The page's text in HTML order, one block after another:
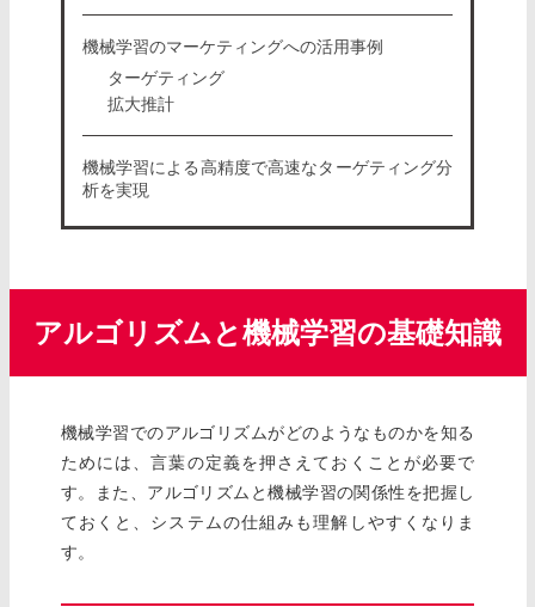
機械学習のマーケティングへの活用事例
ターゲティング
拡大推計
機械学習による高精度で高速なターゲティング分
析を実現
アルゴリズムと機械学習の基礎知識
機械学習でのアルゴリズムがどのようなものかを知る
ためには、言葉の定義を押さえておくことが必要で
す。また、アルゴリズムと機械学習の関係性を把握し
ておくと、システムの仕組みも理解しやすくなりま
す。